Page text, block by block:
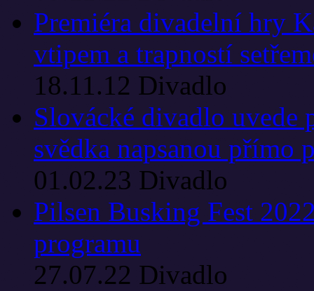
Premiéra divadelní hry
vtipem a trapností
18.11.12 Divadlo
Slovácké divadlo uvede
svědka napsanou přímo
01.02.23 Divadlo
Pilsen Busking Fest
programu
27.07.22 Divadlo